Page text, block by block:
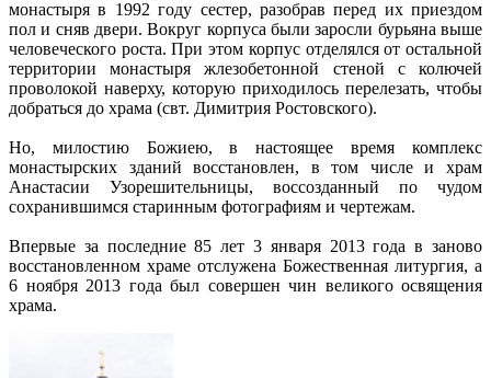
монастыря в 1992 году сестер, разобрав перед их приездом
пол и сняв двери. Вокруг корпуса были заросли бурьяна выше
человеческого роста. При этом корпус отделялся от остальной
территории монастыря жлезобетонной стеной с колючей
проволокой наверху, которую приходилось перелезать, чтобы
добраться до храма (свт. Димитрия Ростовского).
Но, милостию Божиею, в настоящее время комплекс
монастырских зданий восстановлен, в том числе и храм
Анастасии Узорешительницы, воссозданный по чудом
сохранившимся старинным фотографиям и чертежам.
Впервые за последние 85 лет 3 января 2013 года в заново
восстановленном храме отслужена Божественная литургия, а
6 ноября 2013 года был совершен чин великого освящения
храма.